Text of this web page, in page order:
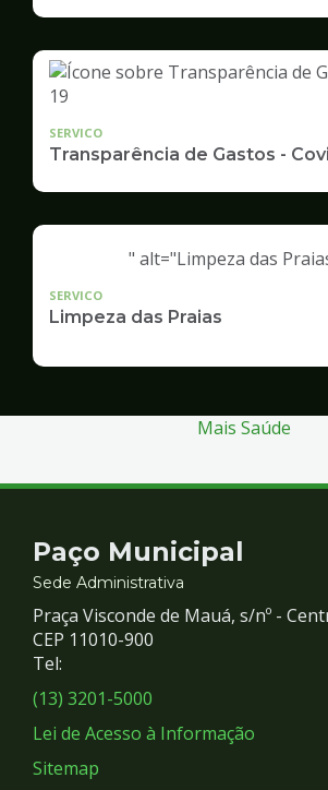
Serviços
Públicos
SERVICO
Transparência de Gastos -
" alt="Limpeza das
SERVICO
Limpeza das Praias
Mais Saúde
Contato
e
Redes
Sociais
Paço Municipal
Sede Administrativa
Praça Visconde de Mauá, s/nº -
CEP 11010-900
Tel:
(13) 3201-5000
Lei de Acesso à Informação
Sitemap